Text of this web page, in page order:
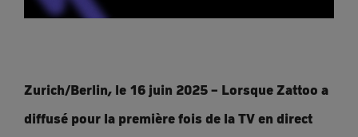
Zurich/Berlin, le 16 juin 2025 – Lorsque Zattoo a
diffusé pour la première fois de la TV en direct